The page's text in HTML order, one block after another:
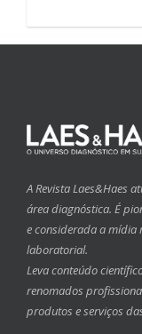
A Revista Laes&Haes
área diagnóstica. É
e considerada a mídia
laboratorial.
Leva conteúdo
renomados
produtos e serviços